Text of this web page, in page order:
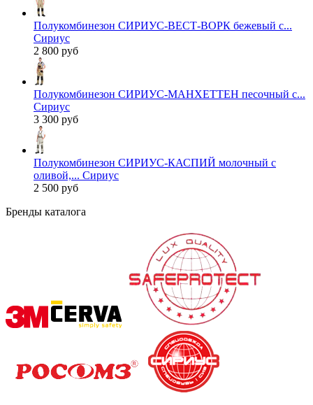
Полукомбинезон СИРИУС-ВЕСТ-ВОРК бежевый с...
Сириус
2 800 руб
Полукомбинезон СИРИУС-МАНХЕТТЕН песочный с...
Сириус
3 300 руб
Полукомбинезон СИРИУС-КАСПИЙ молочный с
оливой,... Сириус
2 500 руб
Бренды каталога